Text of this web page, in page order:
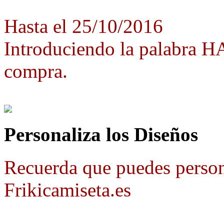
Hasta el 25/10/2016
Introduciendo la palabra
compra.
Personaliza los Diseños
Recuerda que puedes
Frikicamiseta.es